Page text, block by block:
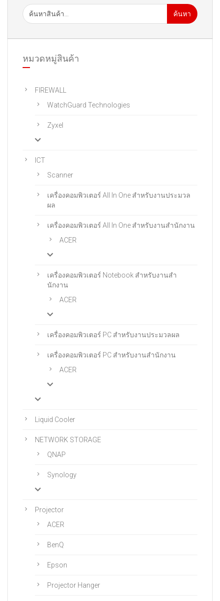
ค้นหา
หมวดหมู่สินค้า
FIREWALL
WatchGuard Technologies
Zyxel
ICT
Scanner
เครื่องคอมพิวเตอร์ All In One สําหรับงานประมวล
ผล
เครื่องคอมพิวเตอร์ All In One สําหรับงานสํานักงาน
ACER
เครื่องคอมพิวเตอร์ Notebook สําหรับงานสํา
นักงาน
ACER
เครื่องคอมพิวเตอร์ PC สำหรับงานประมวลผล
เครื่องคอมพิวเตอร์ PC สําหรับงานสํานักงาน
ACER
Liquid Cooler
NETWORK STORAGE
QNAP
Synology
Projector
ACER
BenQ
Epson
Projector Hanger